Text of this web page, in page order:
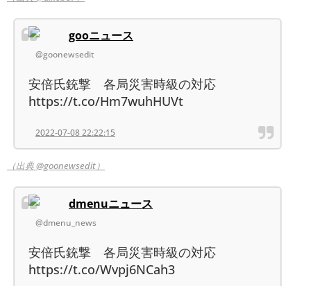
gooニュース
@goonewsedit
安倍氏銃撃 各局災害時級の対応
https://t.co/Hm7wuhHUVt
2022-07-08 22:22:15
（出典 @goonewsedit）
dmenuニュース
@dmenu_news
安倍氏銃撃 各局災害時級の対応
https://t.co/Wvpj6NCah3